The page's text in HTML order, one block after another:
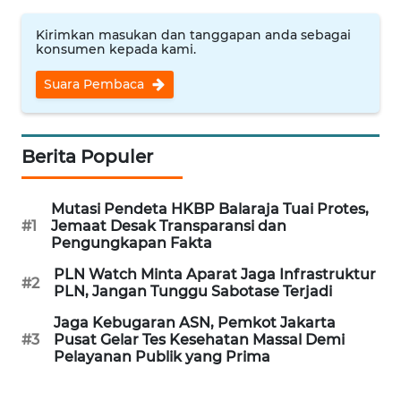
Kirimkan masukan dan tanggapan anda sebagai
konsumen kepada kami.
Suara Pembaca
Berita Populer
#1
Mutasi Pendeta HKBP Balaraja Tuai Protes,
Jemaat Desak Transparansi dan
Pengungkapan Fakta
#2
PLN Watch Minta Aparat Jaga Infrastruktur
PLN, Jangan Tunggu Sabotase Terjadi
#3
Jaga Kebugaran ASN, Pemkot Jakarta
Pusat Gelar Tes Kesehatan Massal Demi
Pelayanan Publik yang Prima
NTT
WN
KEPRI
PAPUA
PAPUA
BARAT
WN
RIAU
WN
SERAMBI